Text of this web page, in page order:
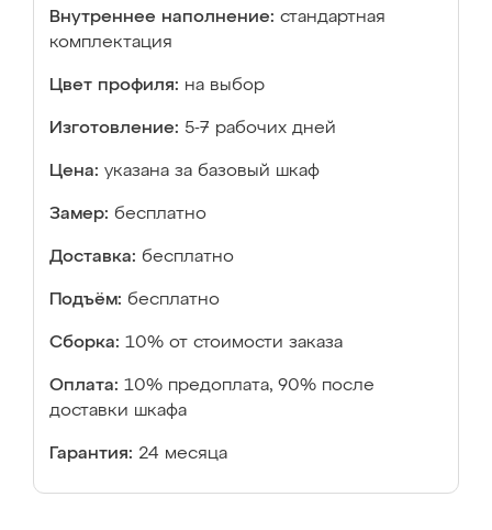
Внутреннее наполнение: стандартная
комплектация
Цвет профиля: на выбор
Изготовление: 5-7 рабочих дней
Цена: указана за базовый шкаф
Замер: бесплатно
Доставка: бесплатно
Подъём: бесплатно
Сборка: 10% от стоимости заказа
Оплата: 10% предоплата, 90% после
доставки шкафа
Гарантия: 24 месяца